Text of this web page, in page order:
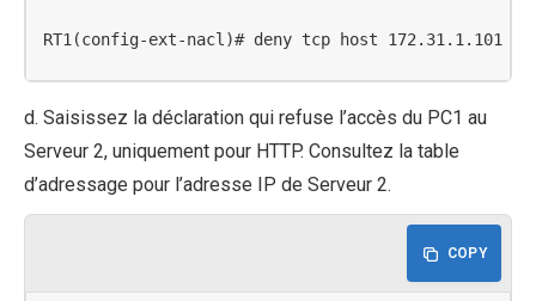
RT1(config-ext-nacl)# deny tcp host 172.31.1.101
d. Saisissez la déclaration qui refuse l’accès du PC1 au
Serveur 2, uniquement pour HTTP. Consultez la table
d’adressage pour l’adresse IP de Serveur 2.
COPY